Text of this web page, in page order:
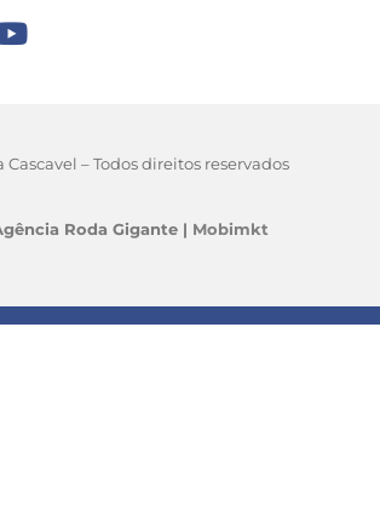
Cascavel – Todos direitos reservados
Roda Gigante | Mobimkt